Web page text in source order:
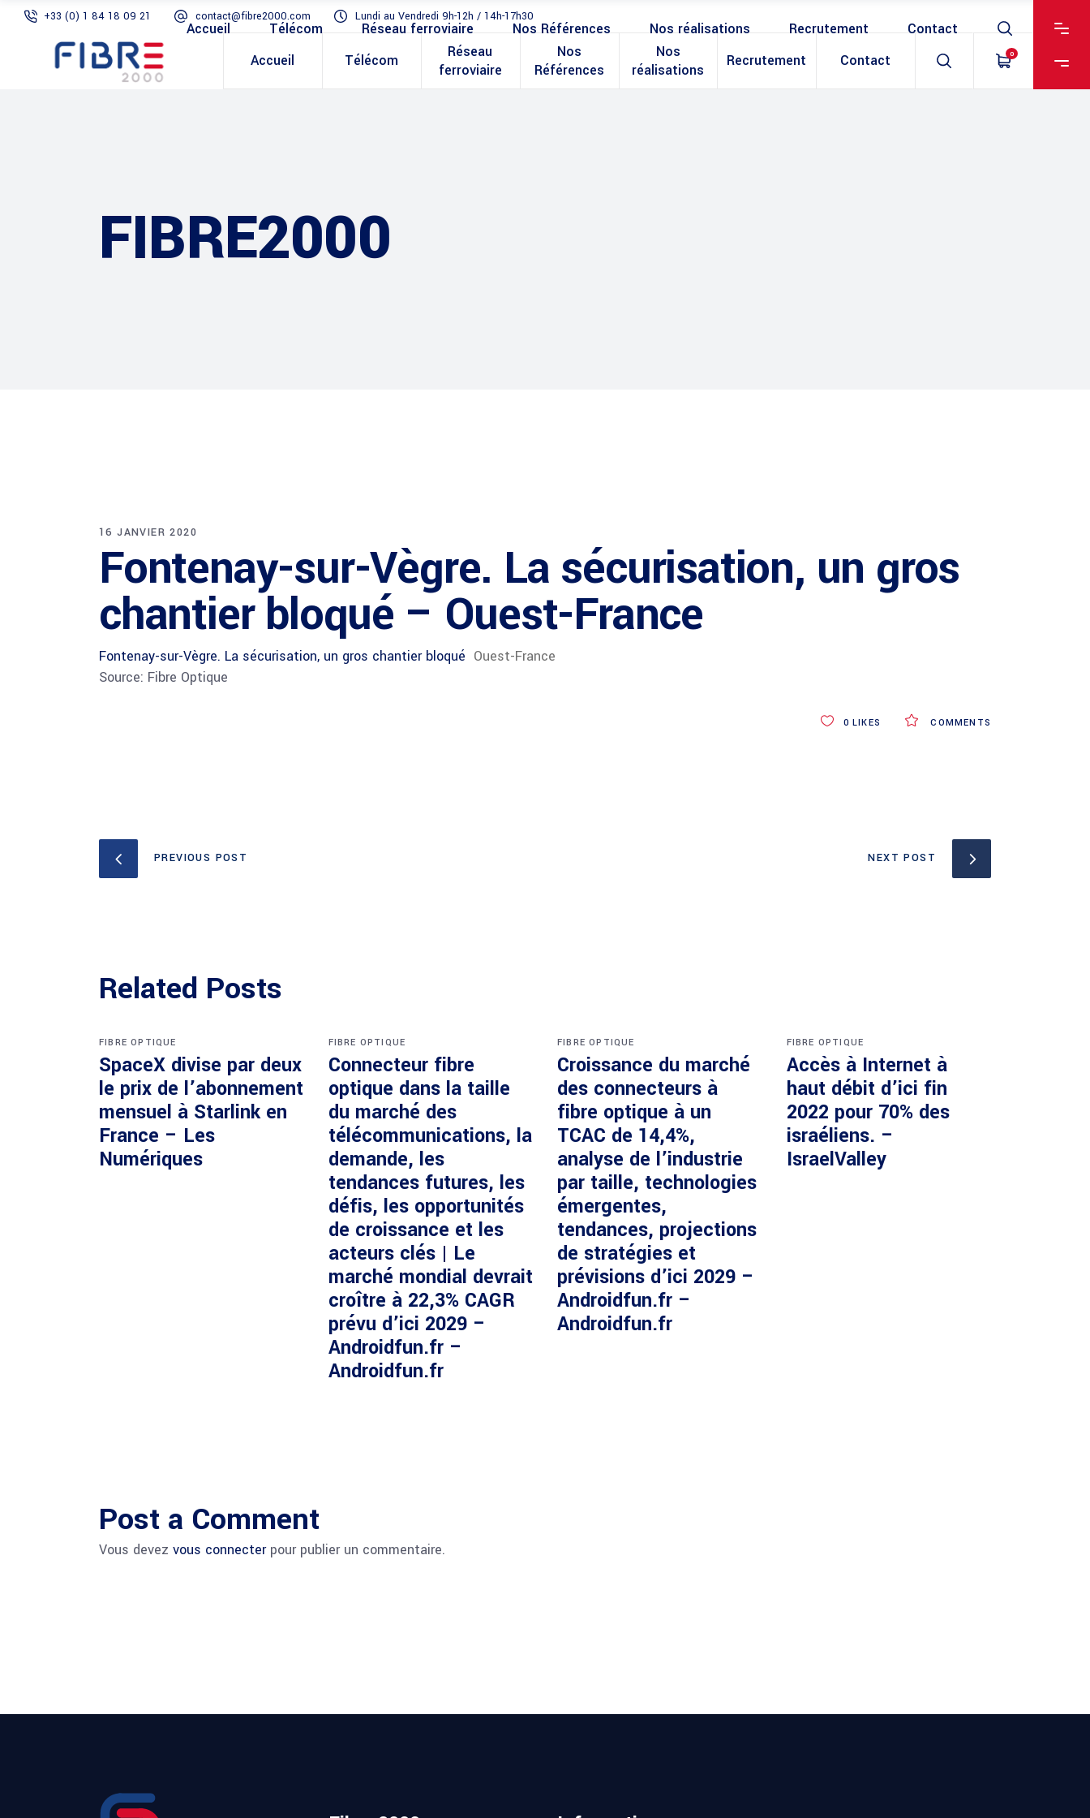
+33 (0) 1 84 18 09 21 contact@fibre2000.com Lundi au Vendredi 9h-12h / 14h-17h30
Accueil Télécom
Réseau
ferroviaire
Nos
Références
Nos
réalisations
Recrutement Contact 0
Accueil Télécom Réseau ferroviaire Nos Références Nos réalisations Recrutement Contact
FIBRE2000
16 JANVIER 2020
Fontenay-sur-Vègre. La sécurisation, un gros
chantier bloqué – Ouest-France
Fontenay-sur-Vègre. La sécurisation, un gros chantier bloqué Ouest-France
Source: Fibre Optique
COMMENTS
0 LIKES
PREVIOUS POST NEXT POST
Related Posts
FIBRE OPTIQUE
SpaceX divise par deux
le prix de l’abonnement
mensuel à Starlink en
France – Les
Numériques
FIBRE OPTIQUE
Connecteur fibre
optique dans la taille
du marché des
télécommunications, la
demande, les
tendances futures, les
défis, les opportunités
de croissance et les
acteurs clés | Le
marché mondial devrait
croître à 22,3% CAGR
prévu d’ici 2029 –
Androidfun.fr –
Androidfun.fr
FIBRE OPTIQUE
Croissance du marché
des connecteurs à
fibre optique à un
TCAC de 14,4%,
analyse de l’industrie
par taille, technologies
émergentes,
tendances, projections
de stratégies et
prévisions d’ici 2029 –
Androidfun.fr –
Androidfun.fr
FIBRE OPTIQUE
Accès à Internet à
haut débit d’ici fin
2022 pour 70% des
israéliens. –
IsraelValley
Post a Comment
Vous devez vous connecterpour publier un commentaire.